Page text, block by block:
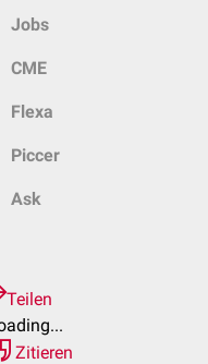
Jobs
CME
Flexa
Piccer
Ask
Teilen
Zitieren